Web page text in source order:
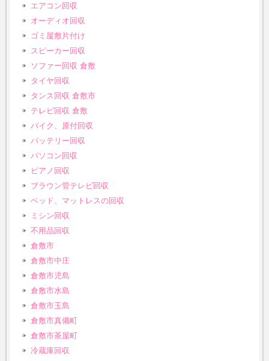
エアコン回収
オーディオ回収
ゴミ屋敷片付け
スピーカー回収
ソファー回収 倉敷
タイヤ回収
タンス回収 倉敷市
テレビ回収 倉敷
バイク、原付回収
バッテリー回収
パソコン回収
ピアノ回収
ブラウン管テレビ回収
ベッド、マットレスの回収
ミシン回収
不用品回収
倉敷市
倉敷市中庄
倉敷市児島
倉敷市水島
倉敷市玉島
倉敷市真備町
倉敷市茶屋町
冷蔵庫回収